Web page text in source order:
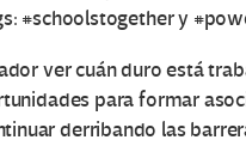
#schoolstogether y
ver cuán duro está
para formar
derribando las